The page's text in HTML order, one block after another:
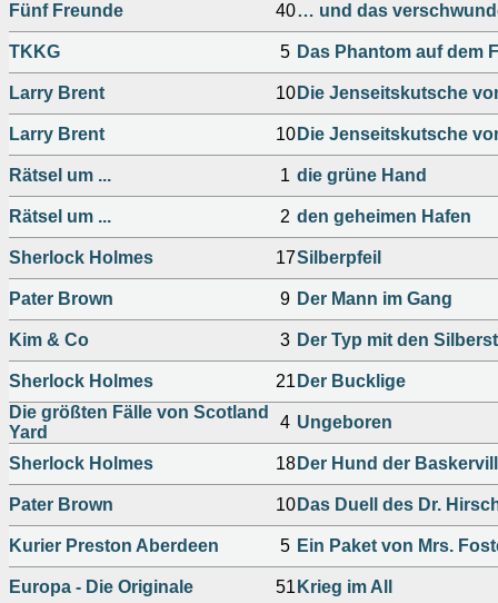
Fünf Freunde 40… und das
TKKG 5 Das Phantom auf dem
Larry Brent 10 Die Jenseitskutsche
Larry Brent 10 Die Jenseitskutsche
Rätsel um ... 1 die grüne Hand
Rätsel um ... 2 den geheimen Hafen
Sherlock Holmes 17Silberpfeil
Pater Brown 9 Der Mann im Gang
Kim & Co 3 Der Typ mit den
Sherlock Holmes 21 Der Bucklige
Die größten Fälle von Scotland
Yard
4 Ungeboren
Sherlock Holmes 18 Der Hund der
Pater Brown 10 Das Duell des Dr.
Kurier Preston Aberdeen 5 Ein Paket von Mrs.
Europa - Die Originale 51 Krieg im All